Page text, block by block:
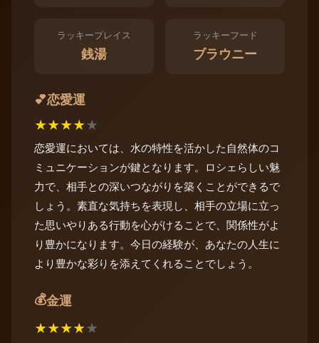
ラッキープレイス
銭湯
ラッキーフード
ブラウニー
💕恋愛運
★★★★★
恋愛運においては、水の特性を活かした自然体のコ
ミュニケーションが鍵となります。ロシェらしい魅
力で、相手との深いつながりを築くことができるで
しょう。素直な気持ちを表現し、相手の立場に立っ
た思いやりある行動を心がけることで、関係性がよ
り豊かになります。今日の経験が、あなたの人生に
より豊かな彩りを添えてくれることでしょう。
💰金運
★★★★★